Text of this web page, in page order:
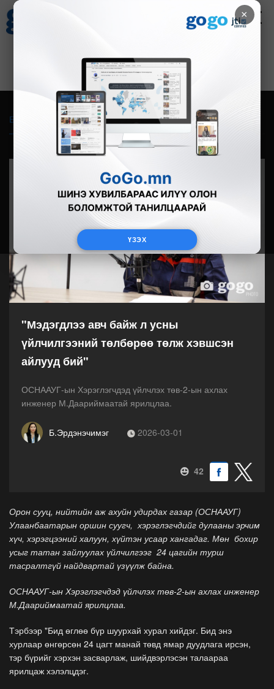
×
ҮЗЭХ
Зурхай
8.06
Бүгд Фото Видео Зурган өгүүлэмж
"Мэдэгдлээ авч байж л усны
үйлчилгээний төлбөрөө төлж хэвшсэн
айлууд бий"
ОСНААУГ-ын Хэрэглэгчдэд үйлчлэх төв-2-ын ахлах
инженер М.Даариймаатай ярилцлаа.
Б.Эрдэнэчимэг 2026-03-01
42
Орон сууц, нийтийн аж ахуйн удирдах газар (ОСНААУГ)
Улаанбаатарын оршин суугч, хэрэглэгчдийг дулааны эрчим
хүч, хэрэгцээний халуун, хүйтэн усаар хангадаг. Мөн бохир
усыг татан зайлуулах үйлчилгээг 24 цагийн турш
тасралтгүй найдвартай үзүүлж байна.
ОСНААУГ-ын Хэрэглэгчдэд үйлчлэх төв-2-ын ахлах инженер
М.Даариймаатай ярилцлаа.
Тэрбээр "Бид өглөө бүр шуурхай хурал хийдэг. Бид энэ
хурлаар өнгөрсөн 24 цагт манай төвд ямар дуудлага ирсэн,
тэр бүрийг хэрхэн засварлаж, шийдвэрлэсэн талаараа
ярилцаж хэлэлцдэг.